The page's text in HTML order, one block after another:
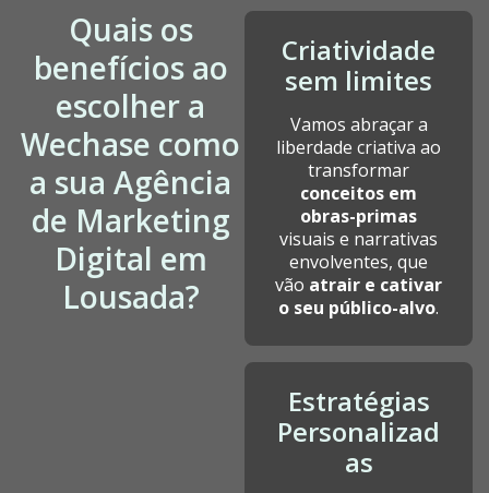
Quais os
benefícios ao
escolher a
Wechase como
a sua Agência
de Marketing
Digital em
Lousada?
Criatividade
sem limites
Vamos abraçar a
liberdade criativa ao
transformar
conceitos em
obras-primas
visuais e narrativas
envolventes, que
vão atrair e cativar
o seu público-alvo.
Estratégias
Personalizad
as